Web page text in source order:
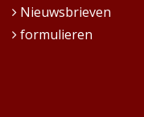
Nieuwsbrieven
formulieren